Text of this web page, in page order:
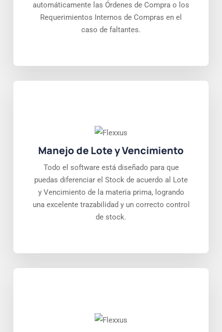
automáticamente las Órdenes de Compra o los
Requerimientos Internos de Compras en el
caso de faltantes.
Manejo de Lote y Vencimiento
Todo el software está diseñado para que
puedas diferenciar el Stock de acuerdo al Lote
y Vencimiento de la materia prima, logrando
una excelente trazabilidad y un correcto control
de stock.